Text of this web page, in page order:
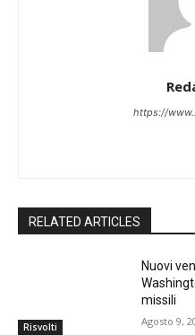
https://
RELATED ARTICLES
Risvolti
Nuovi
missili
Agosto 9,